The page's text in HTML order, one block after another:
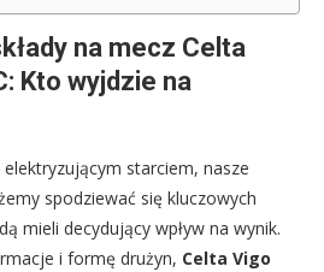
na mecz Celta
Kto wyjdzie na
starciem, nasze
spodziewać się kluczowych
mieli decydujący wpływ na wynik.
i formę drużyn, Celta Vigo